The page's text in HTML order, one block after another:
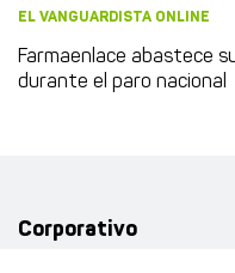
EL VANGUARDISTA ONLINE
Farmaenlace abastece
durante el paro nacional
Corporativo